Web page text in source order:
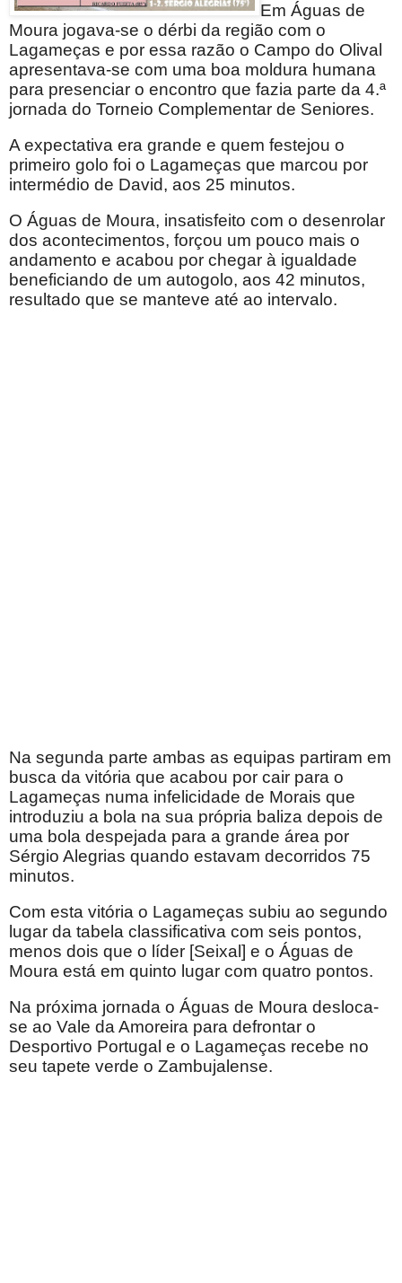
Em Águas de
Moura jogava-se o dérbi da região com o
Lagameças e por essa razão o Campo do Olival
apresentava-se com uma boa moldura humana
para presenciar o encontro que fazia parte da 4.ª
jornada do Torneio Complementar de Seniores.
A expectativa era grande e quem festejou o
primeiro golo foi o Lagameças que marcou por
intermédio de David, aos 25 minutos.
O Águas de Moura, insatisfeito com o desenrolar
dos acontecimentos, forçou um pouco mais o
andamento e acabou por chegar à igualdade
beneficiando de um autogolo, aos 42 minutos,
resultado que se manteve até ao intervalo.
Na segunda parte ambas as equipas partiram em
busca da vitória que acabou por cair para o
Lagameças numa infelicidade de Morais que
introduziu a bola na sua própria baliza depois de
uma bola despejada para a grande área por
Sérgio Alegrias quando estavam decorridos 75
minutos.
Com esta vitória o Lagameças subiu ao segundo
lugar da tabela classificativa com seis pontos,
menos dois que o líder [Seixal] e o Águas de
Moura está em quinto lugar com quatro pontos.
Na próxima jornada o Águas de Moura desloca-
se ao Vale da Amoreira para defrontar o
Desportivo Portugal e o Lagameças recebe no
seu tapete verde o Zambujalense.